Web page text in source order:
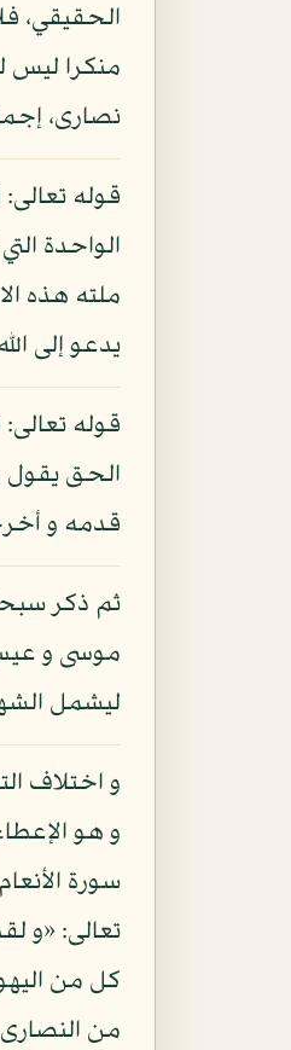
الحقيقي،
منكرا ليس
نصارى،
قوله
الواحدة
ملته هذه
يدعو إلى
قوله
الحق يقول و
قدمه و
ثم ذكر
موسى و
ليشمل
و اختلاف
و هو
كل من
من